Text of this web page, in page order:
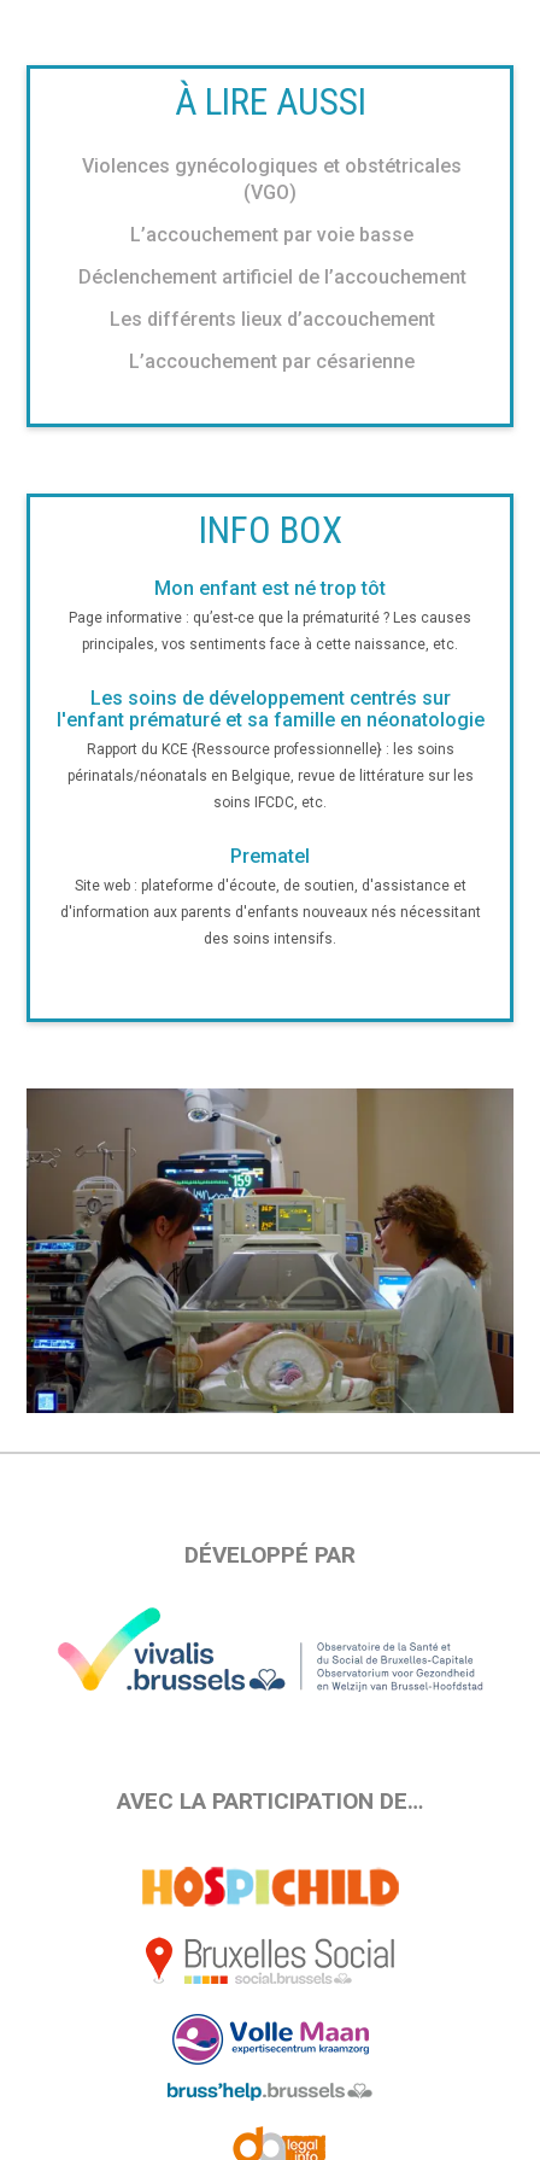
À LIRE AUSSI
Violences gynécologiques et obstétricales
(VGO)
L’accouchement par voie basse
Déclenchement artificiel de l’accouchement
Les différents lieux d’accouchement
L’accouchement par césarienne
INFO BOX
Mon enfant est né trop tôt
Page informative : qu’est-ce que la prématurité ? Les causes
principales, vos sentiments face à cette naissance, etc.
Les soins de développement centrés sur
l'enfant prématuré et sa famille en néonatologie
Rapport du KCE {Ressource professionnelle} : les soins
périnatals/néonatals en Belgique, revue de littérature sur les
soins IFCDC, etc.
Prematel
Site web : plateforme d'écoute, de soutien, d'assistance et
d'information aux parents d'enfants nouveaux nés nécessitant
des soins intensifs.
DÉVELOPPÉ PAR
AVEC LA PARTICIPATION DE…